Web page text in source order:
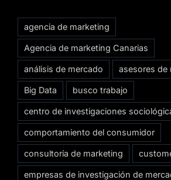
agencia de marketing
Agencia de marketing Canarias
análisis de mercado asesores de
Big Data busco trabajo
centro de investigaciones
comportamiento del consumidor
consultoría de marketing
empresas de investigación de